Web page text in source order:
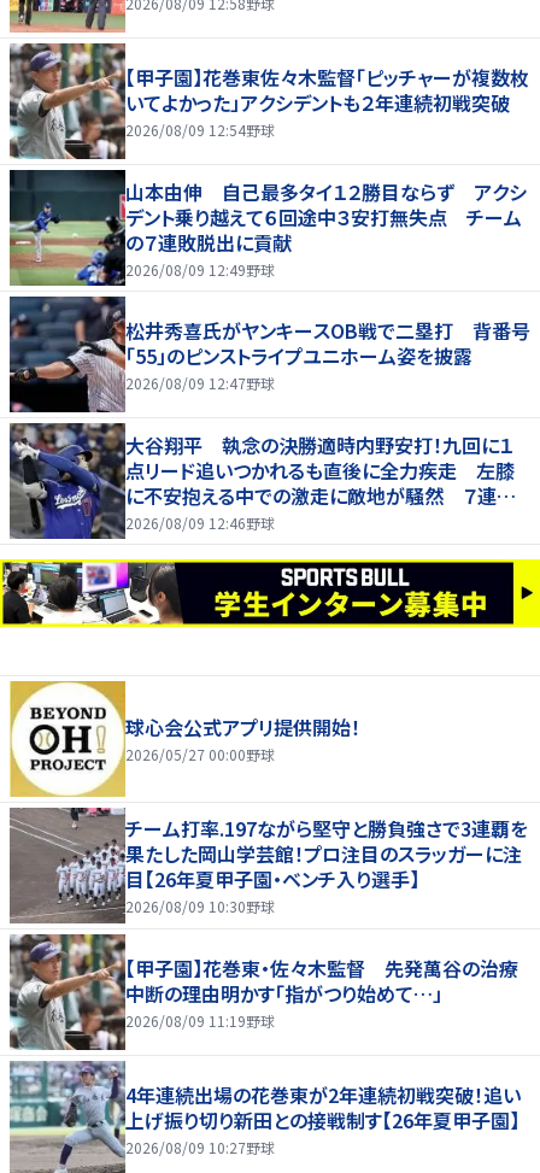
【甲子園】花巻東佐々木監督「ピッチャーが複数枚
いてよかった」アクシデントも２年連続初戦突破
2026/08/09 12:54野球
山本由伸 自己最多タイ１２勝目ならず アクシ
デント乗り越えて６回途中３安打無失点 チーム
の７連敗脱出に貢献
2026/08/09 12:49野球
松井秀喜氏がヤンキースOB戦で二塁打 背番号
「55」のピンストライプユニホーム姿を披露
2026/08/09 12:47野球
大谷翔平 執念の決勝適時内野安打！九回に１
点リード追いつかれるも直後に全力疾走 左膝
に不安抱える中での激走に敵地が騒然 ７連敗
脱出
2026/08/09 12:46野球
球心会公式アプリ提供開始！
2026/05/27 00:00野球
チーム打率.197ながら堅守と勝負強さで3連覇を
果たした岡山学芸館！プロ注目のスラッガーに注
目【26年夏甲子園・ベンチ入り選手】
2026/08/09 10:30野球
【甲子園】花巻東・佐々木監督 先発萬谷の治療
中断の理由明かす「指がつり始めて…」
2026/08/09 11:19野球
4年連続出場の花巻東が2年連続初戦突破！追い
上げ振り切り新田との接戦制す【26年夏甲子園】
2026/08/09 10:27野球